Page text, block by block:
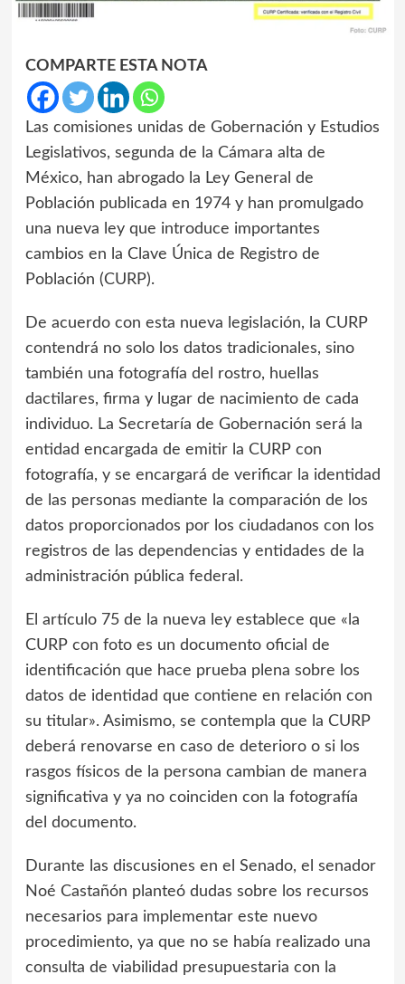
COMPARTE ESTA NOTA
Las comisiones unidas de Gobernación y Estudios
Legislativos, segunda de la Cámara alta de
México, han abrogado la Ley General de
Población publicada en 1974 y han promulgado
una nueva ley que introduce importantes
cambios en la Clave Única de Registro de
Población (CURP).
De acuerdo con esta nueva legislación, la CURP
contendrá no solo los datos tradicionales, sino
también una fotografía del rostro, huellas
dactilares, firma y lugar de nacimiento de cada
individuo. La Secretaría de Gobernación será la
entidad encargada de emitir la CURP con
fotografía, y se encargará de verificar la identidad
de las personas mediante la comparación de los
datos proporcionados por los ciudadanos con los
registros de las dependencias y entidades de la
administración pública federal.
El artículo 75 de la nueva ley establece que «la
CURP con foto es un documento oficial de
identificación que hace prueba plena sobre los
datos de identidad que contiene en relación con
su titular». Asimismo, se contempla que la CURP
deberá renovarse en caso de deterioro o si los
rasgos físicos de la persona cambian de manera
significativa y ya no coinciden con la fotografía
del documento.
Durante las discusiones en el Senado, el senador
Noé Castañón planteó dudas sobre los recursos
necesarios para implementar este nuevo
procedimiento, ya que no se había realizado una
consulta de viabilidad presupuestaria con la